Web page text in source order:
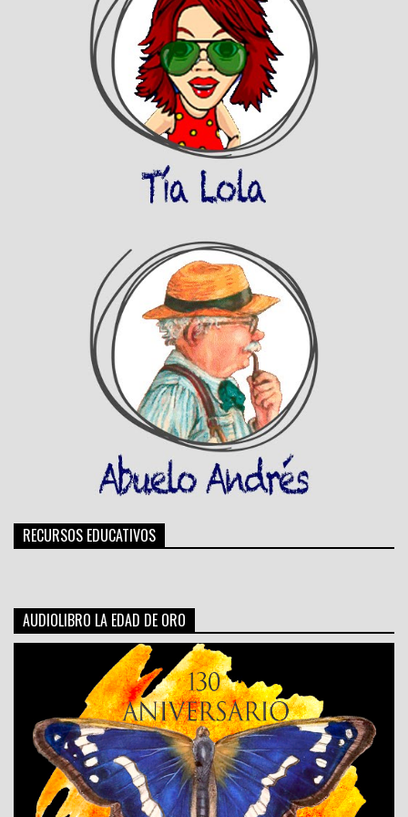
RECURSOS EDUCATIVOS
AUDIOLIBRO LA EDAD DE ORO